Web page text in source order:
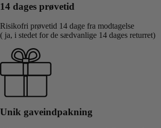
14 dages prøvetid
Risikofri prøvetid 14 dage fra modtagelse
( ja, i stedet for de sædvanlige 14 dages returret)
Unik gaveindpakning